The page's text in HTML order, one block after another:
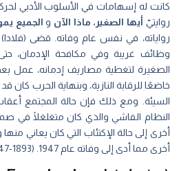
له إسهامات في الأسلوب الأدبي لحركة
أيها الصغير، ماذا الآن والجميع يموت
في نفس عام وفاته. قضى (فلادا)
غريبة وفي مكافحة الإدمان، حتى
لتغطية مصاريف إدمانه، عمل بعد
للرقابة النازية، وبنهاية الحرب كان قد
ومع ذلك فإن حالة المجتمع أعقاب
الفاشي والذي كان متغلغلًا في صميم
إلى حالة الإكتئاب التي كان يعاني منها
مما أدى إلى وفاته عام 1947. (1893-1947)